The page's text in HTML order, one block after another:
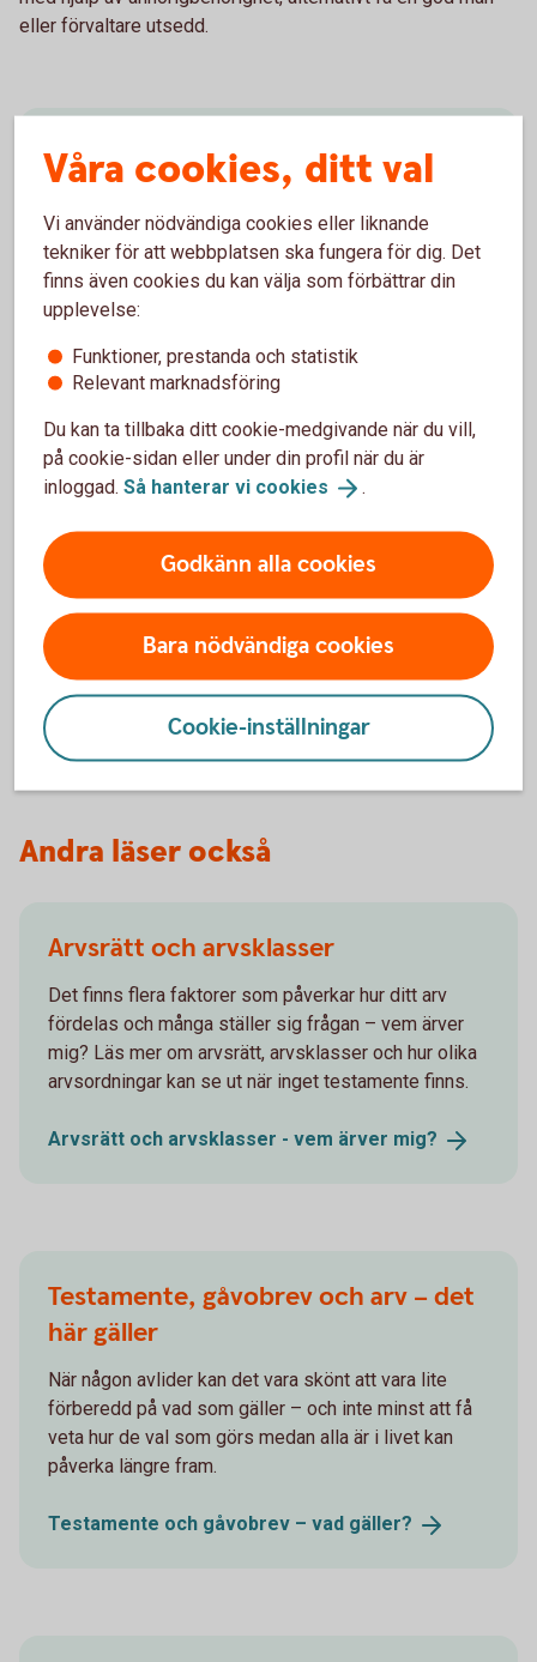
eller förvaltare utsedd.
Anhörigbehörighet
vardagsekonomi och juridiska ärenden kan du hjälpa
till, med stöd av en anhörigbehörighet. Du kan till
exempel hjälpa till att betala räkningar.
Anhörigbehörighet
God man och förvaltare
Om en person inte längre kan sköta sin ekonomi och
juridiska ärenden och ingen anhörig kan hjälpa till
finns andra alternativ. Vi har skapat ett digitalt flöde
för dig som ska registerar ett nytt uppdrag dom god
man eller förvaltare
Digitalt flöde för ny god man ochförvaltare
Andra läser också
Arvsrätt och arvsklasser
Det finns flera faktorer som påverkar hur ditt arv
fördelas och många ställer sig frågan – vem ärver
mig? Läs mer om arvsrätt, arvsklasser och hur olika
arvsordningar kan se ut när inget testamente finns.
Arvsrätt och arvsklasser - vem ärver mig?
Testamente, gåvobrev och arv – det
här gäller
När någon avlider kan det vara skönt att vara lite
förberedd på vad som gäller – och inte minst att få
veta hur de val som görs medan alla är i livet kan
påverka längre fram.
Testamente och gåvobrev – vad gäller?
Våra cookies, ditt val
Vi använder nödvändiga cookies eller liknande
tekniker för att webbplatsen ska fungera för dig. Det
finns även cookies du kan välja som förbättrar din
upplevelse:
Funktioner, prestanda och statistik
Relevant marknadsföring
Du kan ta tillbaka ditt cookie-medgivande när du vill,
på cookie-sidan eller under din profil när du är
inloggad. Så hanterar vi cookies .
Godkänn alla cookies
Bara nödvändiga cookies
Cookie-inställningar